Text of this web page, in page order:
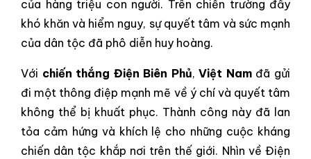
của hàng triệu con người. Trên chiến trường đầy
khó khăn và hiểm nguy, sự quyết tâm và sức mạnh
của dân tộc đã phô diễn huy hoàng.
Với chiến thắng Điện Biên Phủ, Việt Namđã gửi
đi một thông điệp mạnh mẽ về ý chí và quyết tâm
không thể bị khuất phục. Thành công này đã lan
tỏa cảm hứng và khích lệ cho những cuộc kháng
chiến dân tộc khắp nơi trên thế giới. Nhìn về Điện